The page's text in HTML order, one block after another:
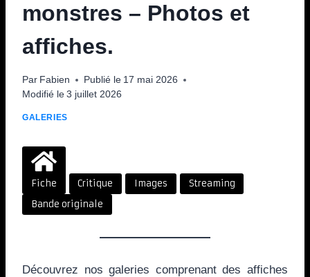
monstres – Photos et
affiches.
Par Fabien Publié le 17 mai 2026
Modifié le 3 juillet 2026
GALERIES
Fiche Critique Images
Streaming
Bande originale
Découvrez nos galeries comprenant des affiches